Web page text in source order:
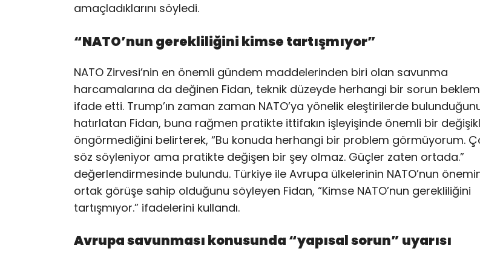
amaçladıklarını söyledi.
“NATO’nun gerekliliğini kimse tartışmıyor”
NATO Zirvesi’nin en önemli gündem maddelerinden biri olan savunma
harcamalarına da değinen Fidan, teknik düzeyde herhangi bir sorun
ifade etti. Trump’ın zaman zaman NATO’ya yönelik eleştirilerde
hatırlatan Fidan, buna rağmen pratikte ittifakın işleyişinde önemli bir
öngörmediğini belirterek, “Bu konuda herhangi bir problem görmüyorum.
söz söyleniyor ama pratikte değişen bir şey olmaz. Güçler zaten ortada.”
değerlendirmesinde bulundu. Türkiye ile Avrupa ülkelerinin NATO’nun
ortak görüşe sahip olduğunu söyleyen Fidan, “Kimse NATO’nun gerekliliğini
tartışmıyor.” ifadelerini kullandı.
Avrupa savunması konusunda “yapısal sorun” uyarısı